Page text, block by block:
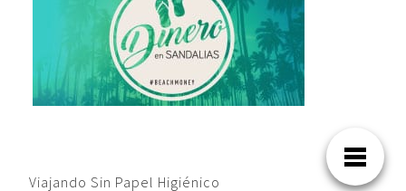
Viajando Sin Papel Higiénico